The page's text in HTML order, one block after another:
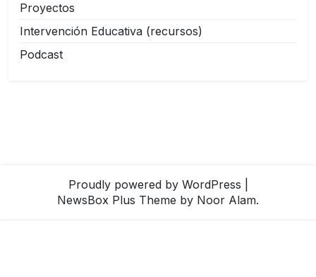
Proyectos
Intervención Educativa (recursos)
Podcast
Proudly powered by WordPress
NewsBox Plus Theme by Noor Alam.